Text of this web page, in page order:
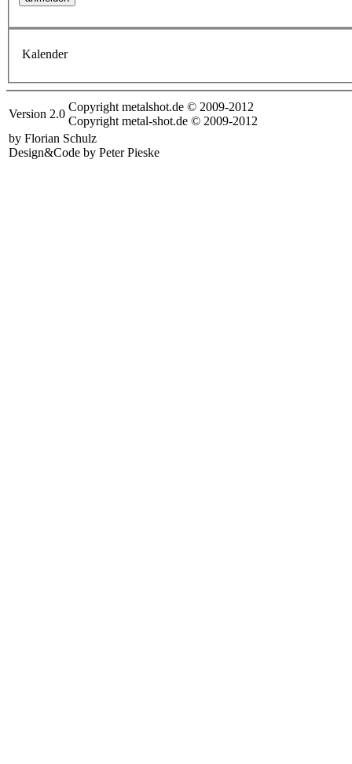
Kalender
Version 2.0
Copyright metalshot.de © 2009-2012
Copyright metal-shot.de © 2009-2012
by Florian Schulz
Design&Code by Peter Pieske